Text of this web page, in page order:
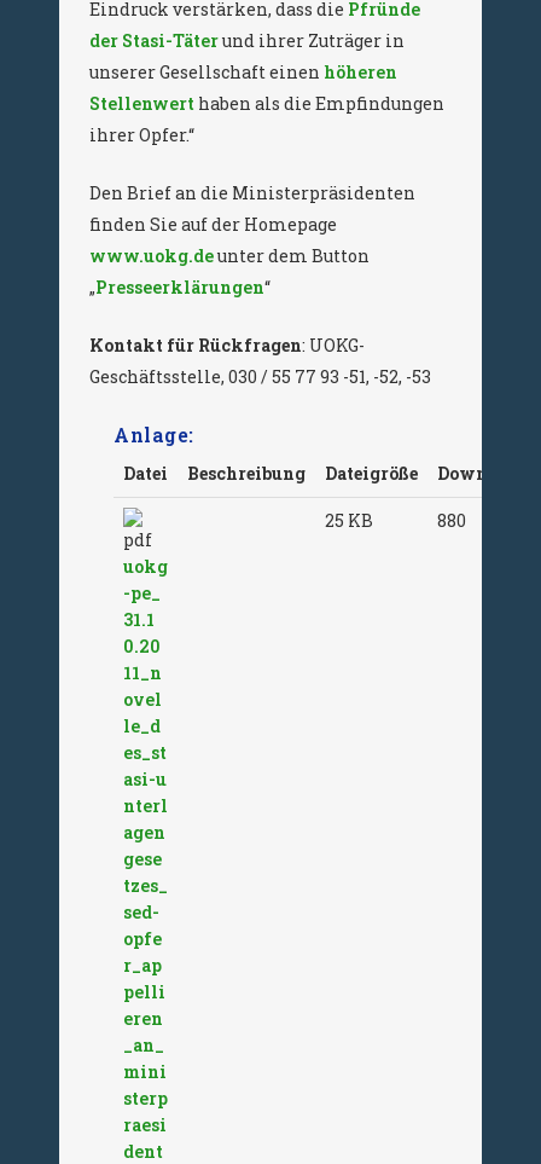
Eindruck verstärken, dass die Pfründe
der Stasi-Täterund ihrer Zuträger in
unserer Gesellschaft einen höheren
Stellenwert haben als die Empfindungen
ihrer Opfer.“
Den Brief an die Ministerpräsidenten
finden Sie auf der Homepage
www.uokg.deunter dem Button
„Presseerklärungen“
Kontakt für Rückfragen: UOKG-
Geschäftsstelle, 030 / 55 77 93 -51, -52, -53
Anlage:
Datei Beschreibung Dateigröße Downloads
uokg
-pe_
31.1
0.20
11_n
ovel
le_d
es_st
asi-u
nterl
agen
gese
tzes_
sed-
opfe
r_ap
pelli
eren
_an_
mini
sterp
raesi
dent
25 KB 880